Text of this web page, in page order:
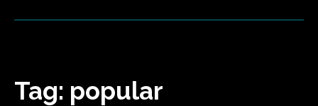
Tag: popular